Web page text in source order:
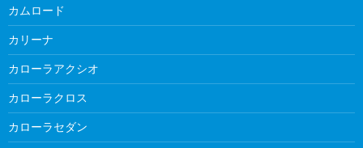
カムロード
カリーナ
カローラアクシオ
カローラクロス
カローラセダン